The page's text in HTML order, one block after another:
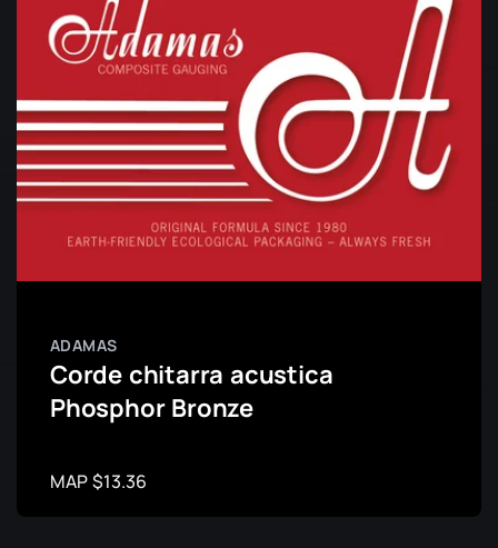
ADAMAS
Corde chitarra acustica
Phosphor Bronze
MAP $13.36